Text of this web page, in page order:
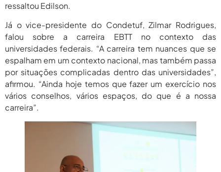
ressaltou Edilson.
Já o vice-presidente do Condetuf, Zilmar Rodrigues,
falou sobre a carreira EBTT no contexto das
universidades federais. “A carreira tem nuances que se
espalham em um contexto nacional, mas também passa
por situações complicadas dentro das universidades”,
afirmou. “Ainda hoje temos que fazer um exercício nos
vários conselhos, vários espaços, do que é a nossa
carreira”.